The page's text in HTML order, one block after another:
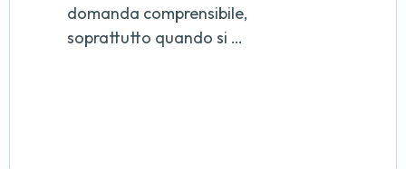
domanda comprensibile,
soprattutto quando si …